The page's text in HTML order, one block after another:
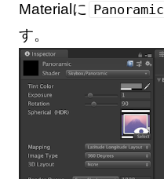
Materialに Panoramic
す。